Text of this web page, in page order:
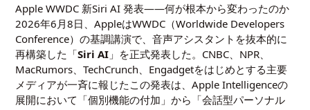
Apple WWDC 新Siri AI 発表——何が根本から変わったのか
2026年6月8日、AppleはWWDC（Worldwide Developers
Conference）の基調講演で、音声アシスタントを抜本的に
再構築した「Siri AI 」を正式発表した。CNBC、NPR、
MacRumors、TechCrunch、Engadgetをはじめとする主要
メディアが一斉に報じたこの発表は、Apple Intelligenceの
展開において「個別機能の付加」から「会話型パーソナル